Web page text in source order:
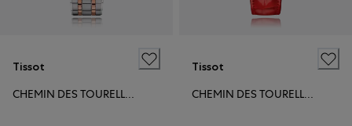
Tissot
CHEMIN DES TOURELLES POWERMATIC 80 39MM
Tissot
CHEMIN DES TOURELLES POWERMATIC 80 34MM